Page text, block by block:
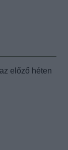
előző héten